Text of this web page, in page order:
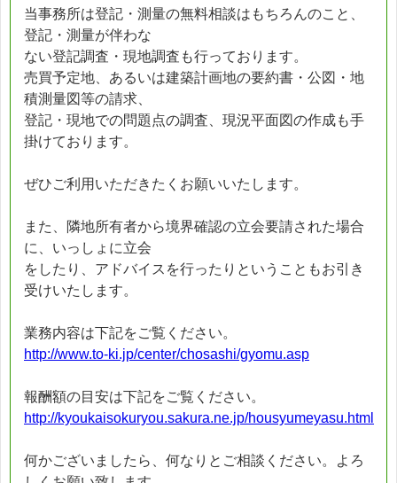
当事務所は登記・測量の無料相談はもちろんのこと、
登記・測量が伴わな
ない登記調査・現地調査も行っております。
売買予定地、あるいは建築計画地の要約書・公図・地
積測量図等の請求、
登記・現地での問題点の調査、現況平面図の作成も手
掛けております。
ぜひご利用いただきたくお願いいたします。
また、隣地所有者から境界確認の立会要請された場合
に、いっしょに立会
をしたり、アドバイスを行ったりということもお引き
受けいたします。
業務内容は下記をご覧ください。
http://www.to-ki.jp/center/chosashi/gyomu.asp
報酬額の目安は下記をご覧ください。
http://kyoukaisokuryou.sakura.ne.jp/housyumeyasu.html
何かございましたら、何なりとご相談ください。よろ